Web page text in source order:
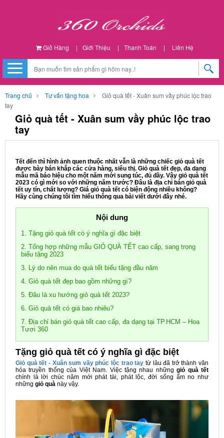
Giỏ Hàng | Giới Thiệu | Thanh Toán | Liên Hệ
Trang chủ Tư vấn tặng hoa
Giỏ quà tết - Xuân sum vầy phúc lộc trao
tay
Giỏ quà tết - Xuân sum vầy phúc lộc trao
tay
Tết đến thì hình ảnh quen thuộc nhất vẫn là những chiếc giỏ quà tết
được bày bán khắp các cửa hàng, siêu thị. Giỏ quà tết đẹp, đa dạng
mẫu mã báo hiệu cho một năm mới sung túc, đủ đầy. Vậy giỏ quà tết
2023 có gì mới so với những năm trước? Đâu là địa chỉ bán giỏ quà
tết uy tín, chất lượng? Giá giỏ quà tết có biện động nhiều không?
Hãy cùng chúng tôi tìm hiểu thông qua bài viết dưới đây nhé.
Nội dung
1. Tặng giỏ quà tết có ý nghĩa gì đặc biệt
2. Tổng hợp những mẫu GIỎ QUÀ TẾT cao cấp, sang trọng
biếu tặng 2023
3. Lý do nên mua do quà tết biếu tặng đầu năm
4. Giỏ quà tết đẹp bao gồm những gì?
5. Đâu là xu hướng giỏ quà tết 2023?
6. Giỏ quà tết có giá bao nhiêu?
7. Địa chỉ bán giỏ quà tết cao cấp, đa dạng tại TP.HCM – Hoa
Tươi 360
Tặng giỏ quà tết có ý nghĩa gì đặc biệt
Giỏ quà tết - Xuân sum vầy phúc lộc trao tay từ lâu đã trở thành văn
hóa truyền thống của Việt Nam. Việc tặng nhau nhữnggiỏ quà tết
chính là lời chúc năm mới phát tài, phát lộc, đời sống ấm no như
những giỏ quà này vậy.